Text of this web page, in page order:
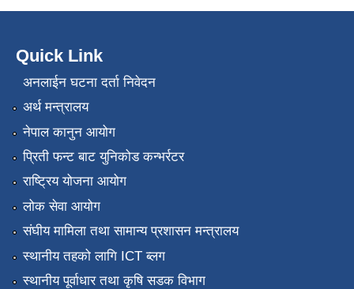
Quick Link
अनलाईन घटना दर्ता निवेदन
अर्थ मन्त्रालय
नेपाल कानुन आयोग
प्रिती फन्ट बाट युनिकोड कन्भर्रटर
राष्ट्रिय योजना आयोग
लोक सेवा आयोग
संघीय मामिला तथा सामान्य प्रशासन मन्त्रालय
स्थानीय तहको लागि ICT ब्लग
स्थानीय पूर्वाधार तथा कृषि सडक विभाग